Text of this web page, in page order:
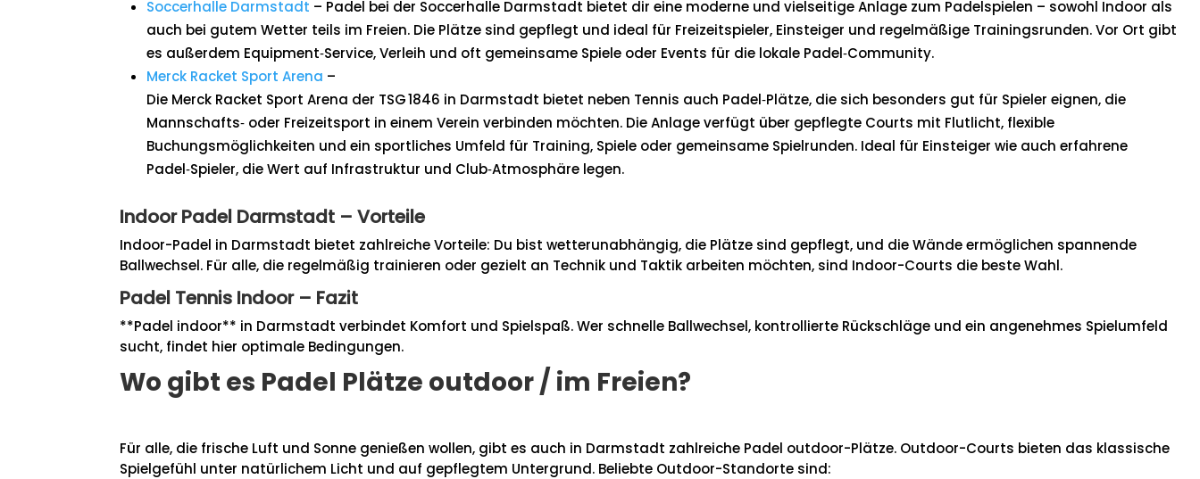
Soccerhalle Darmstadt – Padel bei der Soccerhalle Darmstadt bietet dir eine moderne und vielseitige Anlage zum Padelspielen – sowohl Indoor als
auch bei gutem Wetter teils im Freien. Die Plätze sind gepflegt und ideal für Freizeitspieler, Einsteiger und regelmäßige Trainingsrunden. Vor Ort gibt
es außerdem Equipment‑Service, Verleih und oft gemeinsame Spiele oder Events für die lokale Padel‑Community.
Merck Racket Sport Arena –
Die Merck Racket Sport Arena der TSG 1846 in Darmstadt bietet neben Tennis auch Padel‑Plätze, die sich besonders gut für Spieler eignen, die
Mannschafts‑ oder Freizeitsport in einem Verein verbinden möchten. Die Anlage verfügt über gepflegte Courts mit Flutlicht, flexible
Buchungsmöglichkeiten und ein sportliches Umfeld für Training, Spiele oder gemeinsame Spielrunden. Ideal für Einsteiger wie auch erfahrene
Padel‑Spieler, die Wert auf Infrastruktur und Club‑Atmosphäre legen.
Indoor Padel Darmstadt – Vorteile
Indoor-Padel in Darmstadt bietet zahlreiche Vorteile: Du bist wetterunabhängig, die Plätze sind gepflegt, und die Wände ermöglichen spannende
Ballwechsel. Für alle, die regelmäßig trainieren oder gezielt an Technik und Taktik arbeiten möchten, sind Indoor-Courts die beste Wahl.
Padel Tennis Indoor – Fazit
**Padel indoor** in Darmstadt verbindet Komfort und Spielspaß. Wer schnelle Ballwechsel, kontrollierte Rückschläge und ein angenehmes Spielumfeld
sucht, findet hier optimale Bedingungen.
Wo gibt es Padel Plätze outdoor / im Freien?
Für alle, die frische Luft und Sonne genießen wollen, gibt es auch in Darmstadt zahlreiche Padel outdoor-Plätze. Outdoor-Courts bieten das klassische
Spielgefühl unter natürlichem Licht und auf gepflegtem Untergrund. Beliebte Outdoor-Standorte sind: